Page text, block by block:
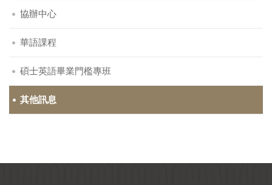
協辦中心
華語課程
碩士英語畢業門檻專班
其他訊息